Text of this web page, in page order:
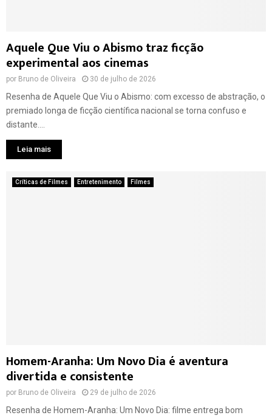
Aquele Que Viu o Abismo traz ficção
experimental aos cinemas
por Bruno de Oliveira 30 de julho de 2026
Resenha de Aquele Que Viu o Abismo: com excesso de abstração, o
premiado longa de ficção científica nacional se torna confuso e
distante....
Leia mais
Críticas de Filmes Entretenimento Filmes
Homem-Aranha: Um Novo Dia é aventura
divertida e consistente
por Bruno de Oliveira 29 de julho de 2026
Resenha de Homem-Aranha: Um Novo Dia: filme entrega bom